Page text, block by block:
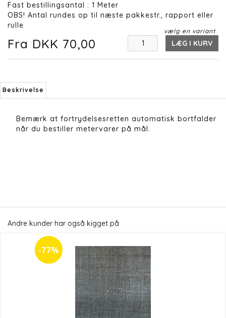
Fast bestillingsantal : 1 Meter
OBS! Antal rundes op til næste pakkestr., rapport eller
rulle
Fra DKK 70,00 LÆG I KURV
vælg en variant
Beskrivelse
Bemærk at fortrydelsesretten automatisk bortfalder
når du bestiller metervarer på mål.
Andre kunder har også kigget på
-77%